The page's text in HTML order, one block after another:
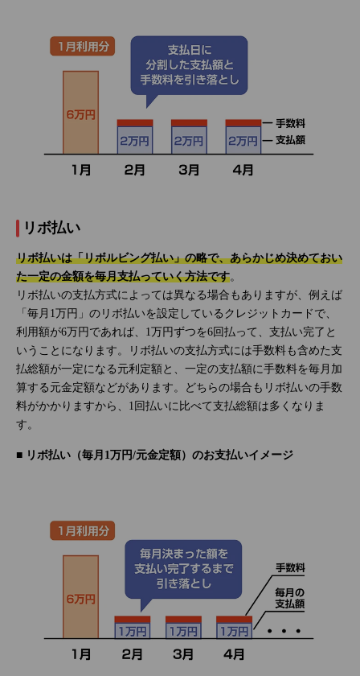
リボ払い
リボ払いは「リボルビング払い」の略で、あらかじめ決めておい
た一定の金額を毎月支払っていく方法です。
リボ払いの支払方式によっては異なる場合もありますが、例えば
「毎月1万円」のリボ払いを設定しているクレジットカードで、
利用額が6万円であれば、1万円ずつを6回払って、支払い完了と
いうことになります。リボ払いの支払方式には手数料も含めた支
払総額が一定になる元利定額と、一定の支払額に手数料を毎月加
算する元金定額などがあります。どちらの場合もリボ払いの手数
料がかかりますから、1回払いに比べて支払総額は多くなりま
す。
■ リボ払い（毎月1万円/元金定額）のお支払いイメージ